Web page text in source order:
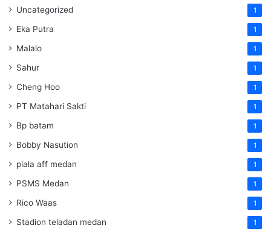
Uncategorized 1
Eka Putra 1
Malalo 1
Sahur 1
Cheng Hoo 1
PT Matahari Sakti 1
Bp batam 1
Bobby Nasution 1
piala aff medan 1
PSMS Medan 1
Rico Waas 1
Stadion teladan medan 1